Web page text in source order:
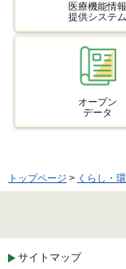
医療機能情報
提供システム
オープン
データ
トップページ > くらし・
サイトマップ